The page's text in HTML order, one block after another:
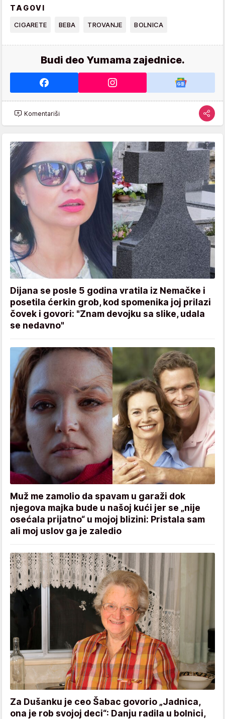
TAGOVI
CIGARETE BEBA TROVANJE BOLNICA
Budi deo Yumama zajednice.
Komentariši
Dijana se posle 5 godina vratila iz Nemačke i
posetila ćerkin grob, kod spomenika joj prilazi
čovek i govori: "Znam devojku sa slike, udala
se nedavno"
Muž me zamolio da spavam u garaži dok
njegova majka bude u našoj kući jer se „nije
osećala prijatno“ u mojoj blizini: Pristala sam
ali moj uslov ga je zaledio
Za Dušanku je ceo Šabac govorio „Jadnica,
ona je rob svojoj deci“: Danju radila u bolnici,